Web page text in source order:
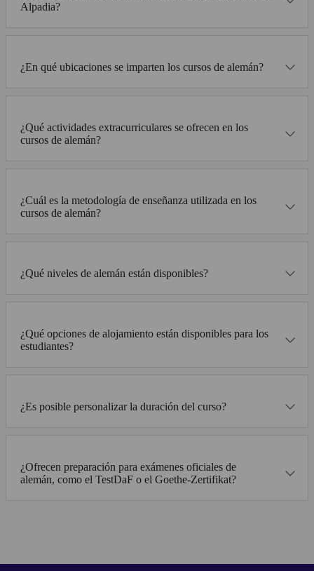
Alpadia?
¿En qué ubicaciones se imparten los cursos de alemán?
¿Qué actividades extracurriculares se ofrecen en los
cursos de alemán?
¿Cuál es la metodología de enseñanza utilizada en los
cursos de alemán?
¿Qué niveles de alemán están disponibles?
¿Qué opciones de alojamiento están disponibles para los
estudiantes?
¿Es posible personalizar la duración del curso?
¿Ofrecen preparación para exámenes oficiales de
alemán, como el TestDaF o el Goethe-Zertifikat?